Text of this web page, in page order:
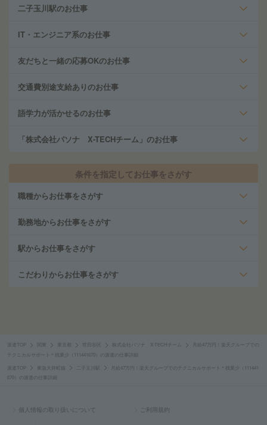
二子玉川駅のお仕事
IT・エンジニア系のお仕事
友だちと一緒の応募OKのお仕事
交通費別途支給ありのお仕事
語学力が活かせるのお仕事
「株式会社パソナ X-TECHチーム」のお仕事
条件を指定してお仕事をさがす
職種からお仕事をさがす
勤務地からお仕事をさがす
駅からお仕事をさがす
こだわりからお仕事をさがす
派遣TOP 東京都 世田谷区 株式会社パソナ X-TECHチーム
月給47万円！楽天グループでの
テクニカルサポート＊残業少（111441670）の派遣の仕事詳細
派遣TOP 東急大井町線 二子玉川駅
月給47万円！楽天グループでのテクニカルサポート＊残業少（111441
670）の派遣の仕事詳細
個人情報の取り扱いについて ご利用規約